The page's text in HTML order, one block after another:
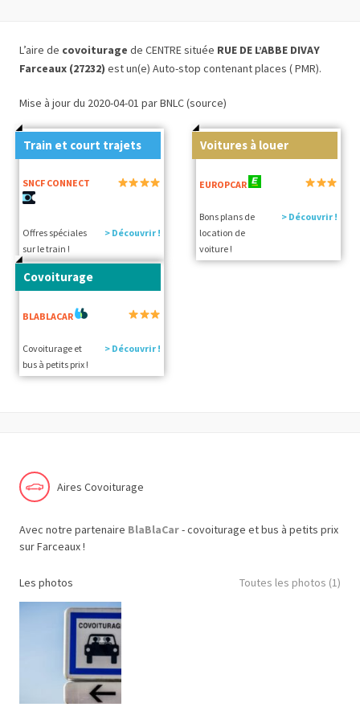
L’aire de covoiturage de CENTRE située RUE DE L’ABBE DIVAY
Farceaux (27232) est un(e) Auto-stop contenant places ( PMR).
Mise à jour du 2020-04-01 par BNLC (source)
Train et court trajets
SNCF CONNECT
Offres spéciales
sur le train !
> Découvrir !
Voitures à louer
EUROPCAR
Bons plans de
location de
voiture !
> Découvrir !
Covoiturage
BLABLACAR
Covoiturage et
bus à petits prix !
> Découvrir !
Aires Covoiturage
Avec notre partenaire BlaBlaCar- covoiturage et bus à petits prix
sur Farceaux !
Les photos Toutes les photos (1)